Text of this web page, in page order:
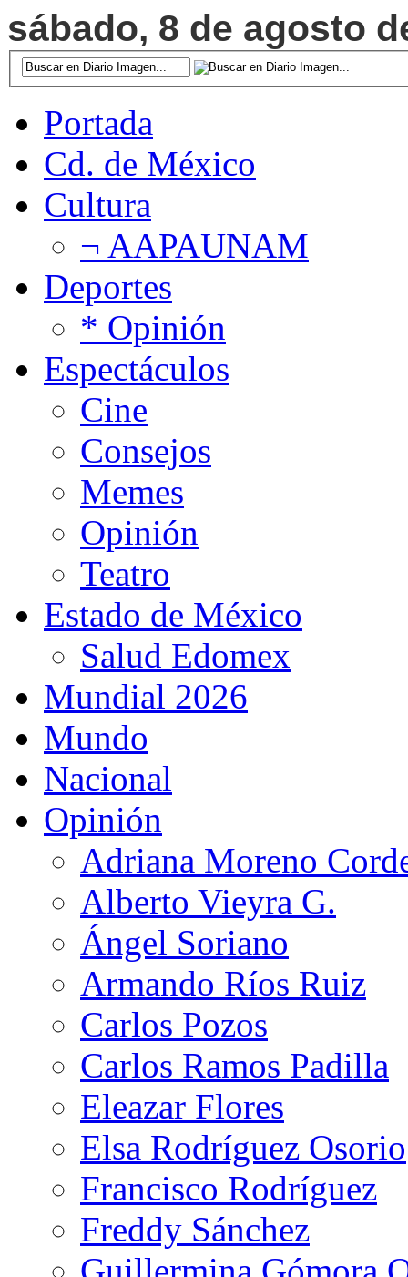
sábado, 8 de agosto
Portada
Cd. de México
Cultura
¬ AAPAUNAM
Deportes
* Opinión
Espectáculos
Cine
Consejos
Memes
Opinión
Teatro
Estado de México
Salud Edomex
Mundial 2026
Mundo
Nacional
Opinión
Adriana Moreno
Alberto Vieyra G.
Ángel Soriano
Armando Ríos Ruiz
Carlos Pozos
Carlos Ramos Padilla
Eleazar Flores
Elsa Rodríguez Osorio
Francisco Rodríguez
Freddy Sánchez